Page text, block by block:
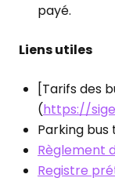
payé.
Liens utiles
[Tarifs des
(https://
Parking bus
Règlement
Registre